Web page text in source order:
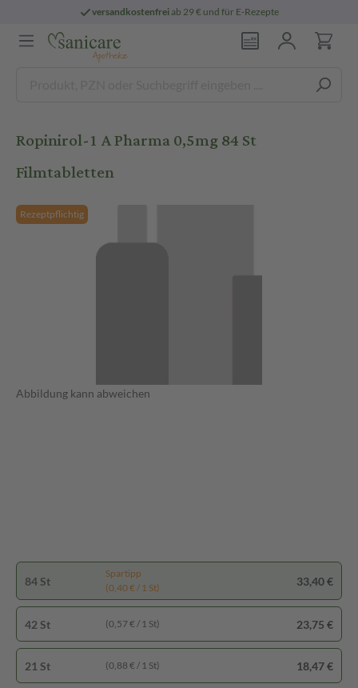
versandkostenfreiab 29 € und für E-Rezepte
Ropinirol-1 A Pharma 0,5mg 84 St
Filmtabletten
Rezeptpflichtig
Abbildung kann abweichen
84 St
Spartipp
(0,40 € / 1 St)
33,40 €
42 St (0,57 € / 1 St) 23,75 €
21 St (0,88 € / 1 St) 18,47 €